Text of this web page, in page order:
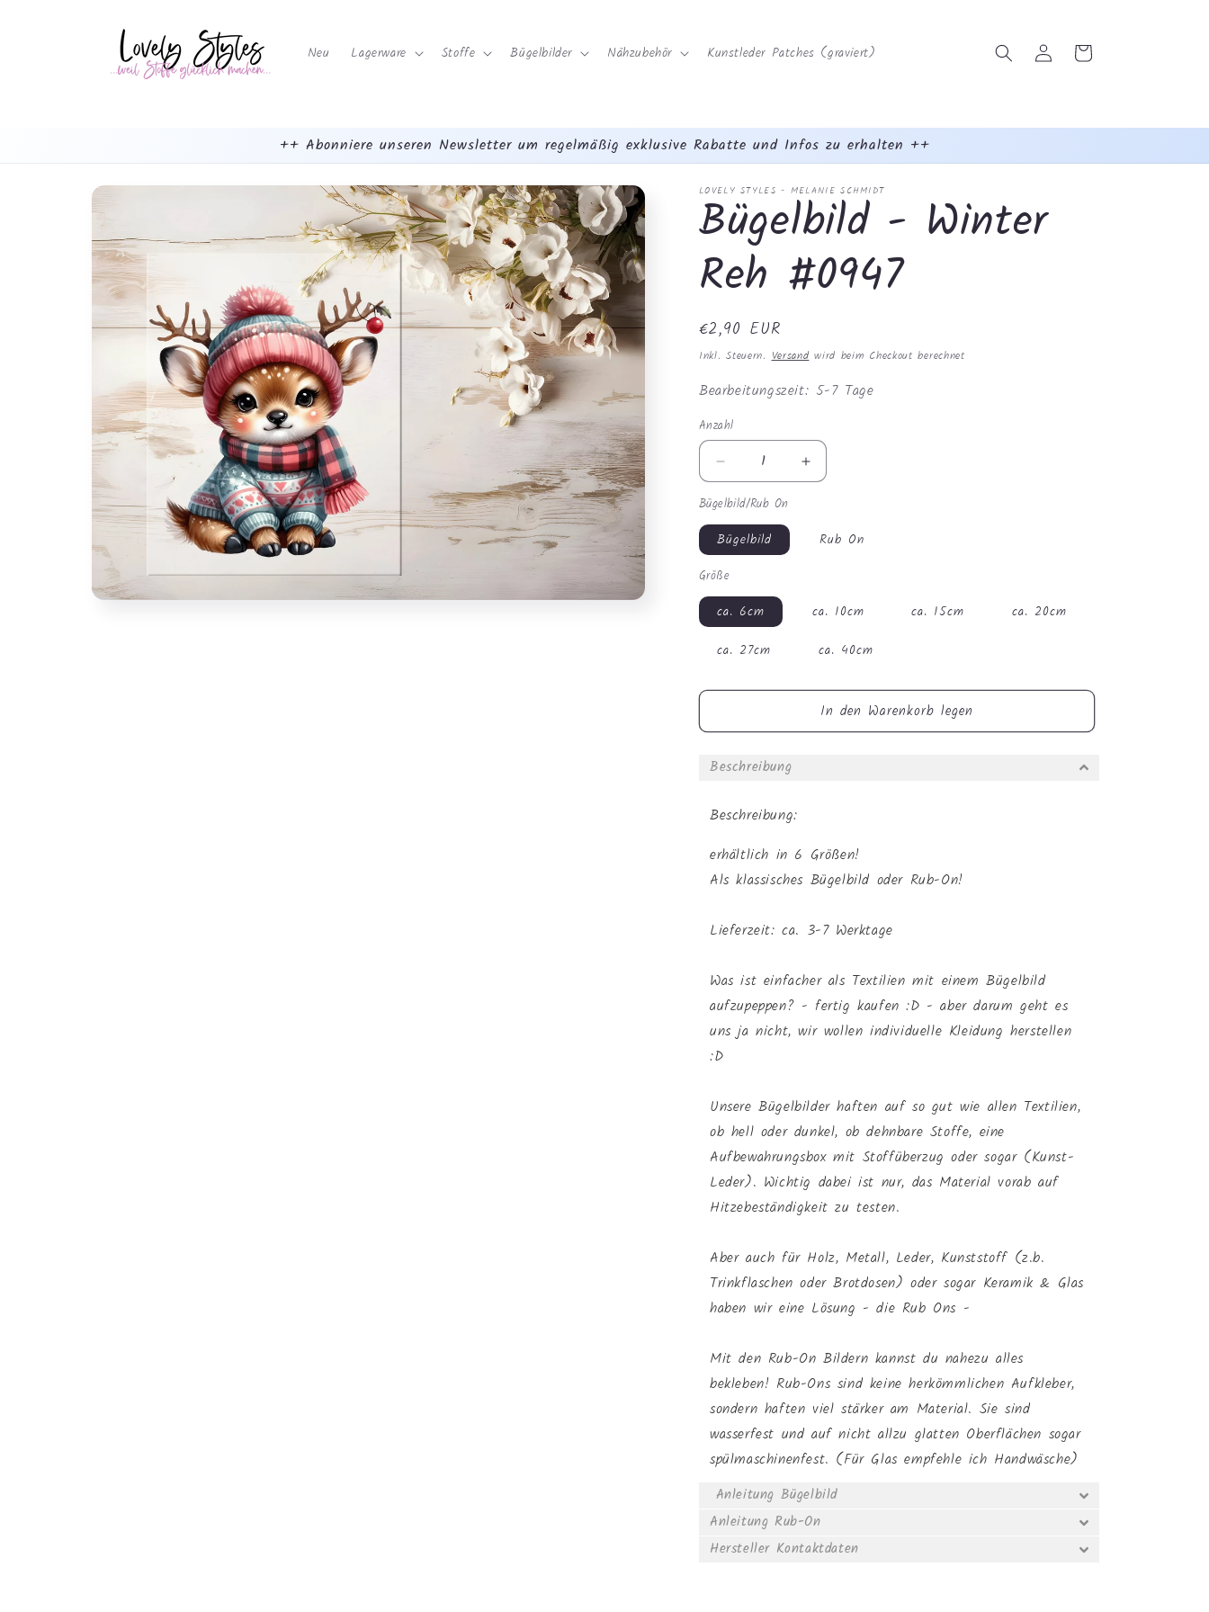
Neu Lagerware Stoffe Bügelbilder Nähzubehör Kunstleder Patches (graviert) Einloggen Warenkorb
++ Abonniere unseren Newsletter um regelmäßig exklusive Rabatte und Infos zu erhalten ++
LOVELY STYLES - MELANIE SCHMIDT
Bügelbild - Winter
Reh #0947
Normaler
Preis
€2,90 EUR
Inkl. Steuern.Versandwird beim Checkout berechnet
Bearbeitungszeit: 5-7 Tage
Anzahl
Anzahl
Verringere
die
Menge
für
Bügelbild
Winter
Reh
#0947
Erhöhe
die
Bügelbild
#0947
Bügelbild/Rub On
Bügelbild Rub On
Größe
ca. 6cm ca. 10cm ca. 15cm
ca. 20cm
ca. 27cm
ca. 40cm
In den Warenkorb legen
Beschreibung
Beschreibung:
erhältlich in 6 Größen!
Als klassisches Bügelbild oder Rub-On!
Lieferzeit: ca. 3-7 Werktage
Was ist einfacher als Textilien mit einem Bügelbild
aufzupeppen? - fertig kaufen :D - aber darum geht es
uns ja nicht, wir wollen individuelle Kleidung herstellen
:D
Unsere Bügelbilder haften auf so gut wie allen Textilien,
ob hell oder dunkel, ob dehnbare Stoffe, eine
Aufbewahrungsbox mit Stoffüberzug oder sogar (Kunst-
Leder). Wichtig dabei ist nur, das Material vorab auf
Hitzebeständigkeit zu testen.
Aber auch für Holz, Metall, Leder, Kunststoff (z.b.
Trinkflaschen oder Brotdosen) oder sogar Keramik & Glas
haben wir eine Lösung - die Rub Ons -
Mit den Rub-On Bildern kannst du nahezu alles
bekleben! Rub-Ons sind keine herkömmlichen Aufkleber,
sondern haften viel stärker am Material. Sie sind
wasserfest und auf nicht allzu glatten Oberflächen sogar
spülmaschinenfest. (Für Glas empfehle ich Handwäsche)
Anleitung Bügelbild
Anleitung Rub-On
Hersteller Kontaktdaten